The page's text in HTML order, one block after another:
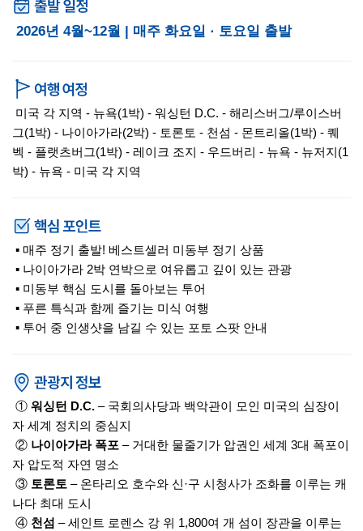
2026년 4월~12월 | 매주 화요일 · 토요일 출발
미국 각 지역 - 뉴욕(1박) - 워싱턴 D.C. - 해리스버그/루이스버
그(1박) - 나이아가라(2박) - 토론토 - 천섬 - 몬트리올(1박) - 퀘
벡 - 플랫츠버그(1박) - 레이크 조지 - 우드버리 - 뉴욕 - 뉴저지(1
박) - 뉴욕 - 미국 각 지역
▪ 매주 정기 출발! 베스트셀러 미동부 정기 상품
▪ 나이아가라 2박 연박으로 여유롭고 깊이 있는 관광
▪ 미동부 핵심 도시를 돌아보는 투어
▪ 푸른 특식과 함께 즐기는 미식 여행
▪ 투어 중 인생샷을 남길 수 있는 포토 스팟 안내
① 워싱턴 D.C. – 국회의사당과 백악관이 모인 미국의 심장이
자 세계 정치의 중심지
② 나이아가라 폭포 – 거대한 물줄기가 압권인 세계 3대 폭포이
자 압도적 자연 명소
③ 토론토 – 온타리오 호수와 신·구 시청사가 조화를 이루는 캐
나다 최대 도시
④ 천섬 – 세인트 로렌스 강 위 1,800여 개 섬이 장관을 이루는